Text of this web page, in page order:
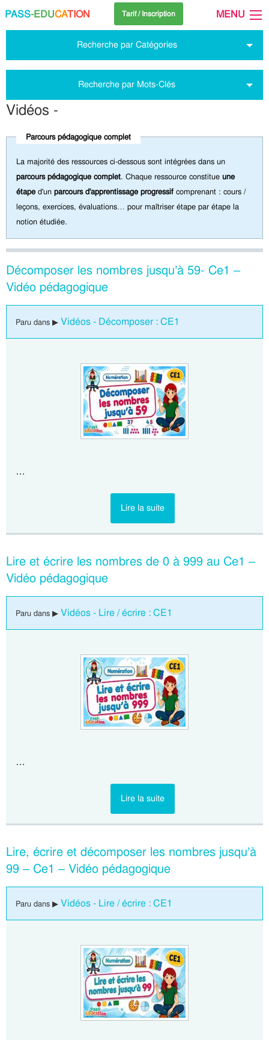
PASS-EDUCATION Tarif / Inscription MENU
Recherche par Catégories
Recherche par Mots-Clés
Vidéos -
Parcours pédagogique complet
La majorité des ressources ci-dessous sont intégrées dans un
parcours pédagogique complet. Chaque ressource constitue une
étape d'un parcours d'apprentissage progressif comprenant : cours /
leçons, exercices, évaluations… pour maîtriser étape par étape la
notion étudiée.
Décomposer les nombres jusqu’à 59- Ce1 –
Vidéo pédagogique
Paru dans ▶ Vidéos - Décomposer : CE1
…
Lire la suite
Lire et écrire les nombres de 0 à 999 au Ce1 –
Vidéo pédagogique
Paru dans ▶ Vidéos - Lire / écrire : CE1
…
Lire la suite
Lire, écrire et décomposer les nombres jusqu’à
99 – Ce1 – Vidéo pédagogique
Paru dans ▶ Vidéos - Lire / écrire : CE1